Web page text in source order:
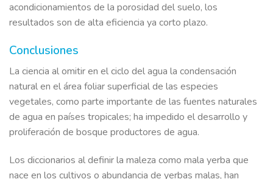
acondicionamientos de la porosidad del suelo, los
resultados son de alta eficiencia ya corto plazo.
Conclusiones
La ciencia al omitir en el ciclo del agua la condensación
natural en el área foliar superficial de las especies
vegetales, como parte importante de las fuentes naturales
de agua en países tropicales; ha impedido el desarrollo y
proliferación de bosque productores de agua.
Los diccionarios al definir la maleza como mala yerba que
nace en los cultivos o abundancia de yerbas malas, han